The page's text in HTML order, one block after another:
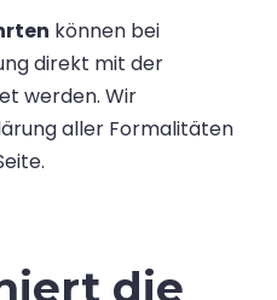
können bei
direkt mit der
werden. Wir
aller Formalitäten
die